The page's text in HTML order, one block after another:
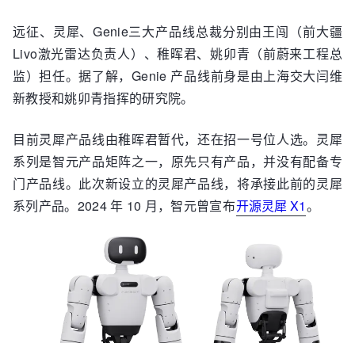
远征、灵犀、Genie三大产品线总裁分别由王闯（前大疆
Livo激光雷达负责人）、稚晖君、姚卯青（前蔚来工程总
监）担任。据了解，Genie 产品线前身是由上海交大闫维
新教授和姚卯青指挥的研究院。
目前灵犀产品线由稚晖君暂代，还在招一号位人选。灵犀
系列是智元产品矩阵之一，原先只有产品，并没有配备专
门产品线。此次新设立的灵犀产品线，将承接此前的灵犀
系列产品。2024 年 10 月，智元曾宣布开源灵犀 X1。